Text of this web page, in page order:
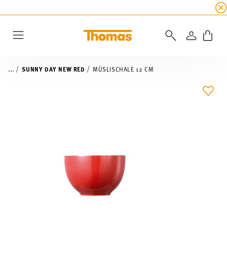
Bis
... SUNNY DAY NEW RED MÜSLISCHALE 12 CM
ADD